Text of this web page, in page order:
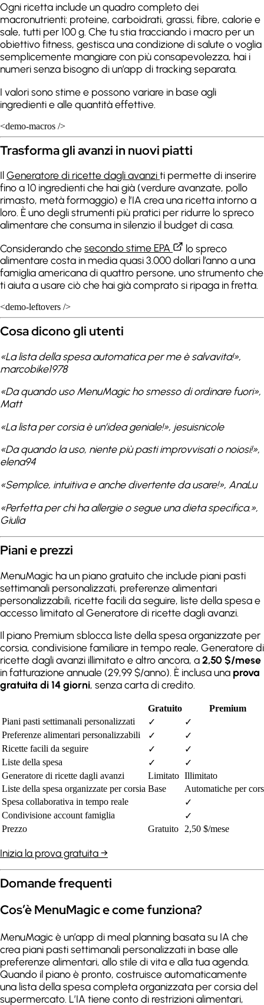
Ogni ricetta include un quadro completo dei
macronutrienti: proteine, carboidrati, grassi, fibre, calorie e
sale, tutti per 100 g. Che tu stia tracciando i macro per un
obiettivo fitness, gestisca una condizione di salute o voglia
semplicemente mangiare con più consapevolezza, hai i
numeri senza bisogno di un’app di tracking separata.
I valori sono stime e possono variare in base agli
ingredienti e alle quantità effettive.
<demo-macros />
Trasforma gli avanzi in nuovi piatti
IlGeneratore di ricette dagli avanziti permette di inserire
fino a 10 ingredienti che hai già (verdure avanzate, pollo
rimasto, metà formaggio) e l’IA crea una ricetta intorno a
loro. È uno degli strumenti più pratici per ridurre lo spreco
alimentare che consuma in silenzio il budget di casa.
Considerando chesecondo stime EPA
lo spreco
alimentare costa in media quasi 3.000 dollari l’anno a una
famiglia americana di quattro persone, uno strumento che
ti aiuta a usare ciò che hai già comprato si ripaga in fretta.
<demo-leftovers />
Cosa dicono gli utenti
«La lista della spesa automatica per me è salvavita!»,
marcobike1978
«Da quando uso MenuMagic ho smesso di ordinare fuori»,
Matt
«La lista per corsia è un’idea geniale!», jesuisnicole
«Da quando la uso, niente più pasti improvvisati o noiosi!»,
elena94
«Semplice, intuitiva e anche divertente da usare!», AnaLu
«Perfetta per chi ha allergie o segue una dieta specifica.»,
Giulia
Piani e prezzi
MenuMagic ha un piano gratuito che include piani pasti
settimanali personalizzati, preferenze alimentari
personalizzabili, ricette facili da seguire, liste della spesa e
accesso limitato al Generatore di ricette dagli avanzi.
Il piano Premium sblocca liste della spesa organizzate per
corsia, condivisione familiare in tempo reale, Generatore di
ricette dagli avanzi illimitato e altro ancora, a2,50 $/mese
in fatturazione annuale (29,99 $/anno). È inclusa una prova
gratuita di 14 giorni, senza carta di credito.
Gratuito
Premium
Piani pasti settimanali personalizzati
✓
✓
Preferenze alimentari personalizzabili
✓
✓
Ricette facili da seguire
✓
✓
Liste della spesa
✓
✓
Generatore di ricette dagli avanzi
Limitato Illimitato
Liste della spesa organizzate per corsia Base
Automatiche per
Spesa collaborativa in tempo reale
✓
Condivisione account famiglia
✓
Prezzo
Gratuito 2,50 $/mese
Inizia la prova gratuita →
Domande frequenti
Cos’è MenuMagic e come funziona?
MenuMagic è un’app di meal planning basata su IA che
crea piani pasti settimanali personalizzati in base alle
preferenze alimentari, allo stile di vita e alla tua agenda.
Quando il piano è pronto, costruisce automaticamente
una lista della spesa completa organizzata per corsia del
supermercato. L’IA tiene conto di restrizioni alimentari,